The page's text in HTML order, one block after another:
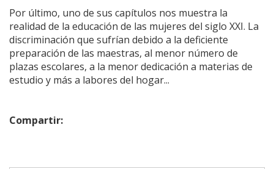
Por último, uno de sus capítulos nos muestra la
realidad de la educación de las mujeres del siglo XXI. La
discriminación que sufrían debido a la deficiente
preparación de las maestras, al menor número de
plazas escolares, a la menor dedicación a materias de
estudio y más a labores del hogar...
Compartir: